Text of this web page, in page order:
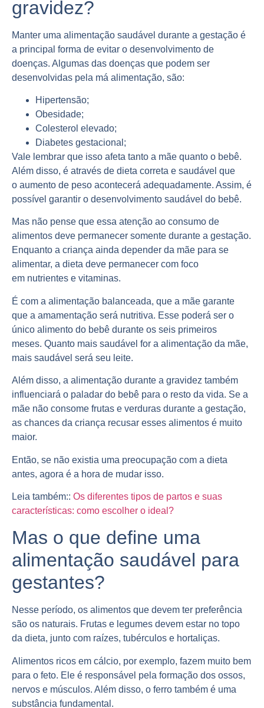
gravidez?
Manter uma alimentação saudável durante a gestação é
a principal forma de evitar o desenvolvimento de
doenças. Algumas das doenças que podem ser
desenvolvidas pela má alimentação, são:
Hipertensão;
Obesidade;
Colesterol elevado;
Diabetes gestacional;
Vale lembrar que isso afeta tanto a mãe quanto o bebê.
Além disso, é através de dieta correta e saudável que
o aumento de peso acontecerá adequadamente. Assim, é
possível garantir o desenvolvimento saudável do bebê.
Mas não pense que essa atenção ao consumo de
alimentos deve permanecer somente durante a gestação.
Enquanto a criança ainda depender da mãe para se
alimentar, a dieta deve permanecer com foco
em nutrientes e vitaminas.
É com a alimentação balanceada, que a mãe garante
que a amamentação será nutritiva. Esse poderá ser o
único alimento do bebê durante os seis primeiros
meses. Quanto mais saudável for a alimentação da mãe,
mais saudável será seu leite.
Além disso, a alimentação durante a gravidez também
influenciará o paladar do bebê para o resto da vida. Se a
mãe não consome frutas e verduras durante a gestação,
as chances da criança recusar esses alimentos é muito
maior.
Então, se não existia uma preocupação com a dieta
antes, agora é a hora de mudar isso.
Leia também:: Os diferentes tipos de partos e suas
características: como escolher o ideal?
Mas o que define uma
alimentação saudável para
gestantes?
Nesse período, os alimentos que devem ter preferência
são os naturais. Frutas e legumes devem estar no topo
da dieta, junto com raízes, tubérculos e hortaliças.
Alimentos ricos em cálcio, por exemplo, fazem muito bem
para o feto. Ele é responsável pela formação dos ossos,
nervos e músculos. Além disso, o ferro também é uma
substância fundamental.